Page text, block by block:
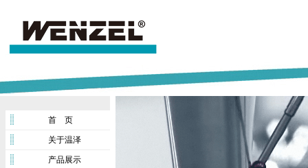
首 页
关于温泽
产品展示